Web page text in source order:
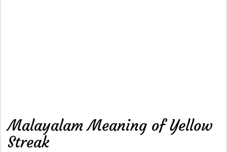
Malayalam Meaning of Yellow
Streak